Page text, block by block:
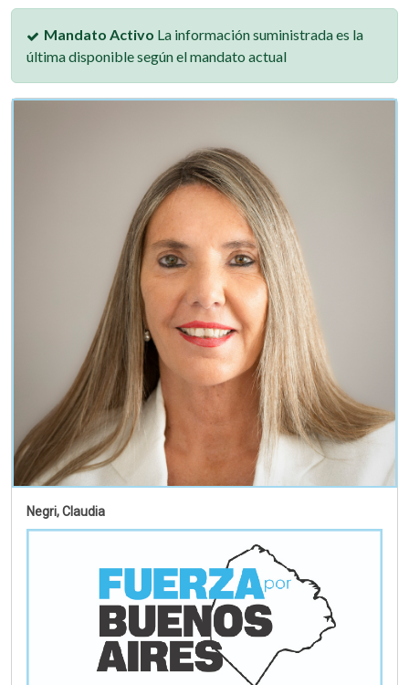
Mandato Activo La información suministrada es la
última disponible según el mandato actual
Negri, Claudia